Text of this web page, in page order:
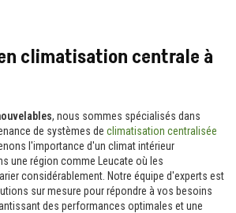
climatisation centrale à
, nous sommes spécialisés dans
de systèmes de climatisation centralisée
l'importance d'un climat intérieur
une région comme Leucate où les
considérablement. Notre équipe d'experts est
sur mesure pour répondre à vos besoins
des performances optimales et une